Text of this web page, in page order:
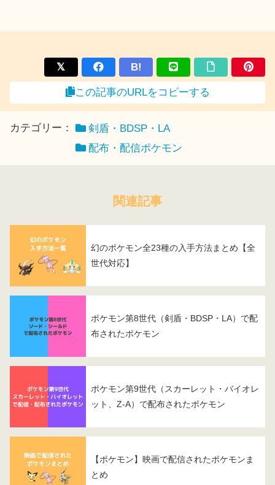
B!
この記事のURLをコピーする
カテゴリー：
剣盾・BDSP・LA
配布・配信ポケモン
関連記事
幻のポケモン全23種の入手方法まとめ【全
世代対応】
ポケモン第8世代（剣盾・BDSP・LA）で配
布されたポケモン
ポケモン第9世代（スカーレット・バイオレ
ット、Z-A）で配布されたポケモン
【ポケモン】映画で配信されたポケモンま
とめ